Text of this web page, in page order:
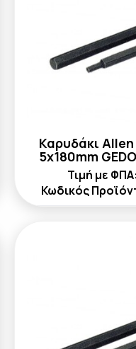
Καρυδάκι
5x180mm
Τιμή με ΦΠΑ:
Κωδικός